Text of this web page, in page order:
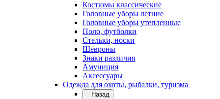
Костюмы классические
Головные уборы летние
Головные уборы утепленные
Поло, футболки
Стельки, носки
Шевроны
Знаки различия
Амуниция
Аксессуары
Одежда для охоты, рыбалки, туризма
Назад